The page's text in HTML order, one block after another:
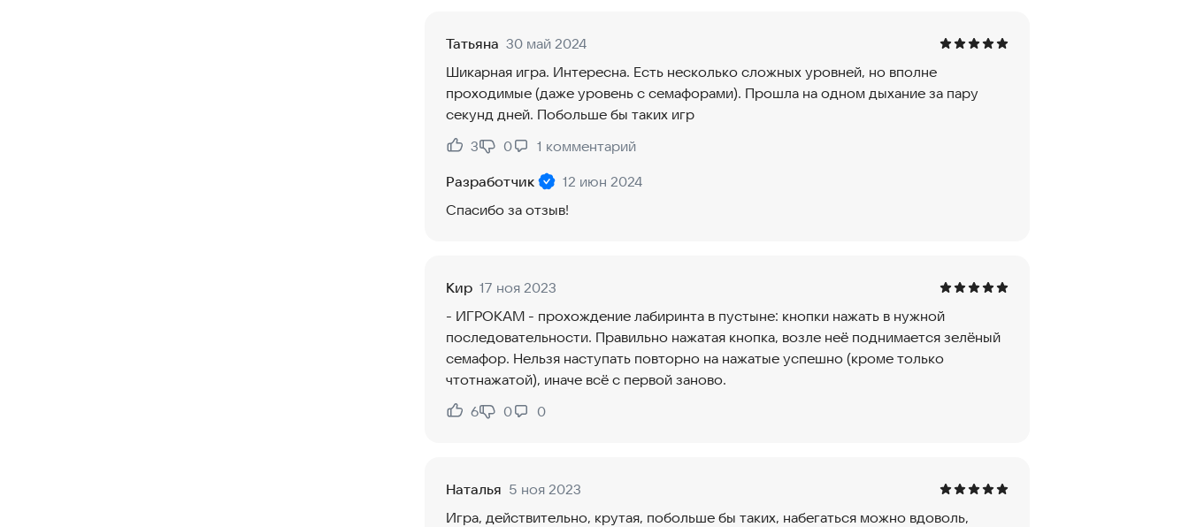
Татьяна 30 май 2024
Шикарная игра. Интересна. Есть несколько сложных уровней, но вполне
проходимые (даже уровень с семафорами). Прошла на одном дыхание за пару
секунд дней. Побольше бы таких игр
Нравится:
3
Не нравится:
0 1 комментарий
Разработчик
12 июн 2024
Спасибо за отзыв!
Кир 17 ноя 2023
- ИГРОКАМ - прохождение лабиринта в пустыне: кнопки нажать в нужной
последовательности. Правильно нажатая кнопка, возле неё поднимается зелёный
семафор. Нельзя наступать повторно на нажатые успешно (кроме только
чтотнажатой), иначе всё с первой заново.
Нравится:
6
Не нравится:
0 0
Наталья 5 ноя 2023
Игра, действительно, крутая, побольше бы таких, набегаться можно вдоволь,